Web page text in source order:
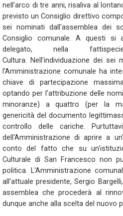
nell'arco di tre anni, risaliva al
previsto un Consiglio direttivo
sei nominati dall'assemblea dei
Consiglio comunale. A questi si
delegato, nella
Cultura. Nell'individuazione dei sei
l'Amministrazione comunale ha
chiave di partecipazione
optando per l'attribuzione delle
minoranze) a quattro (per la
genericità del documento
controllo delle cariche.
dell'Amministrazione di aprire a
conto del fatto che su
Culturale di San Francesco non
politica. L'Amministrazione
all'attuale presidente, Sergio
assemblea che procederà al
dunque anche alla scelta del nuovo